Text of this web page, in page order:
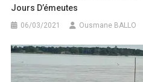
Jours D’émeutes
06/03/2021 Ousmane BALLO